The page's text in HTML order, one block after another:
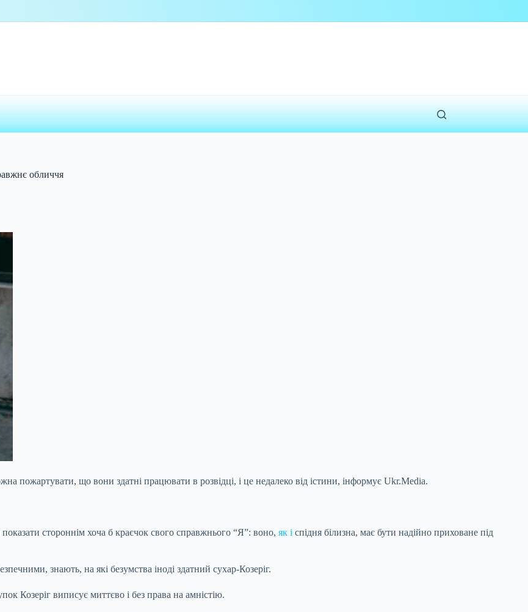
обличчя
пожартувати, що вони здатні працювати в розвідці, і це недалеко від істини, інформує Ukr.Media.
показати стороннім хоча б краєчок свого справжнього “Я”: воно, як і спідня білизна, має бути надійно приховане під
знають, на які безумства іноді здатний сухар-Козеріг.
Козеріг виписує миттєво і без права на амністію.